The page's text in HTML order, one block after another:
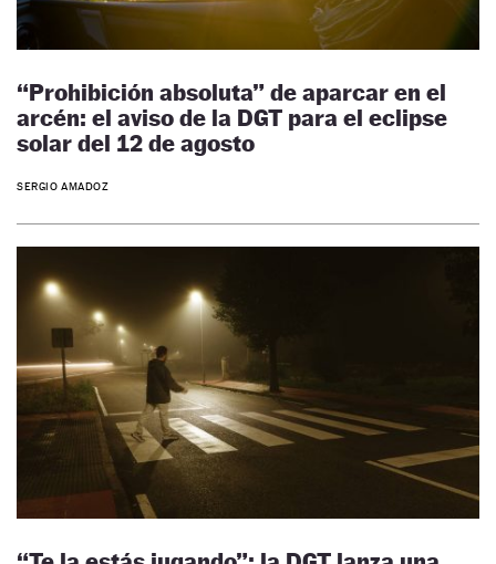
“Prohibición absoluta” de aparcar en el
arcén: el aviso de la DGT para el eclipse
solar del 12 de agosto
SERGIO AMADOZ